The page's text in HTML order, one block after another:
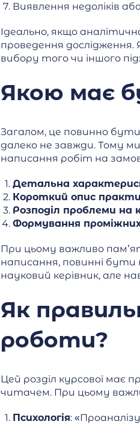
Виявлення недоліків
Ідеально, якщо
проведення
вибору того чи іншого
Якою має
Загалом, це повинно
далеко не завжди. Тому
написання робіт на
Детальна
Короткий опис
Розподіл проблеми на
Формування проміжних
При цьому важливо
написання, повинні бути
науковий керівник, але
Як
роботи?
Цей розділ курсової має
читачем. При цьому
Психологія: